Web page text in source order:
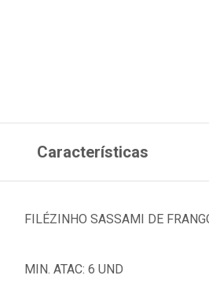
Características
FILÉZINHO SASSAMI DE
MIN. ATAC: 6 UND